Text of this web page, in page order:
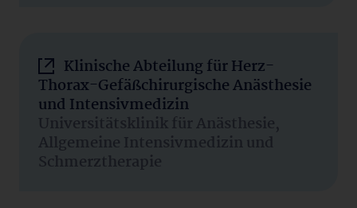
Klinische Abteilung für Herz-
Thorax-Gefäßchirurgische Anästhesie
und Intensivmedizin
Universitätsklinik für Anästhesie,
Allgemeine Intensivmedizin und
Schmerztherapie